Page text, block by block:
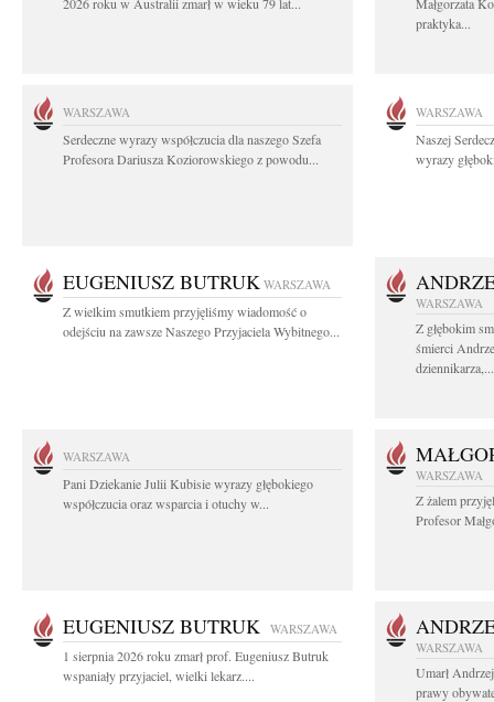
praktyka...
WARSZAWA
Serdeczne wyrazy współczucia dla naszego Szefa
Profesora Dariusza Koziorowskiego z powodu...
WARSZAWA
Naszej
wyrazy
EUGENIUSZ BUTRUK WARSZAWA
Z wielkim smutkiem przyjęliśmy wiadomość o
odejściu na zawsze Naszego Przyjaciela Wybitnego...
WARSZAWA
Z głębokim
śmierci
dziennikarza,...
WARSZAWA
Pani Dziekanie Julii Kubisie wyrazy głębokiego
współczucia oraz wsparcia i otuchy w...
WARSZAWA
Z żalem
Profesor
EUGENIUSZ BUTRUK WARSZAWA
1 sierpnia 2026 roku zmarł prof. Eugeniusz Butruk
wspaniały przyjaciel, wielki lekarz....
WARSZAWA
Umarł
prawy